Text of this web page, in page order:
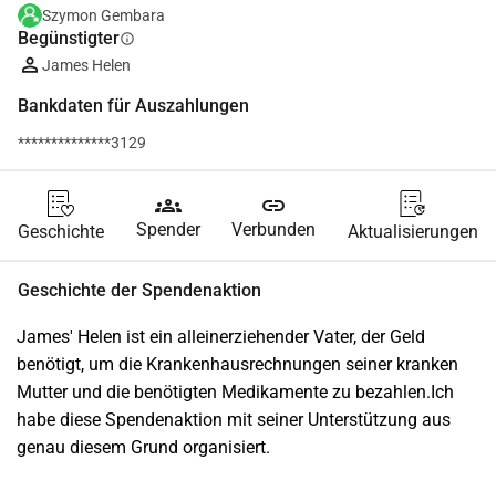
Szymon Gembara
Begünstigterinfo
James Helen
Bankdaten für Auszahlungen
**************3129
Geschichte
groups
Spender
link
Verbunden Aktualisierungen
Geschichte der Spendenaktion
James' Helen ist ein alleinerziehender Vater, der Geld
benötigt, um die Krankenhausrechnungen seiner kranken
Mutter und die benötigten Medikamente zu bezahlen.Ich
habe diese Spendenaktion mit seiner Unterstützung aus
genau diesem Grund organisiert.